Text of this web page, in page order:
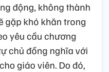
động, không thành
gặp khó khăn trong
yêu cầu chương
chủ đồng nghĩa với
giáo viên. Do đó,